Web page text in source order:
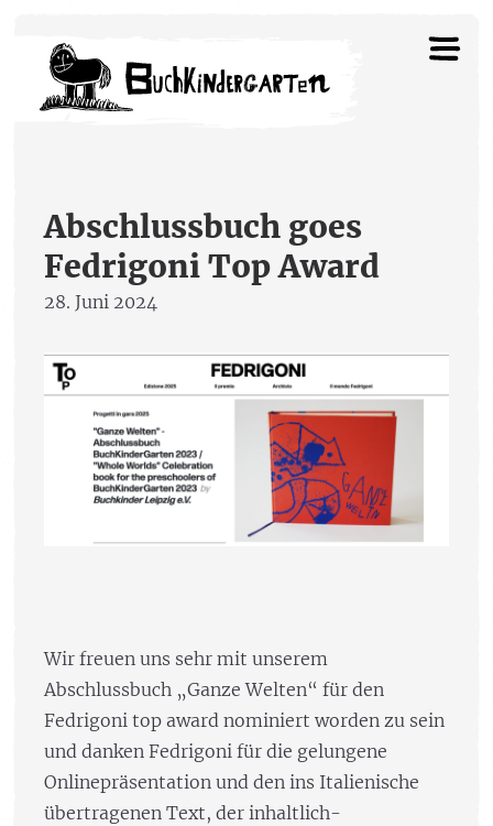
Abschlussbuch goes
Fedrigoni Top Award
28. Juni 2024
Wir freuen uns sehr mit unserem
Abschlussbuch „Ganze Welten“ für den
Fedrigoni top award nominiert worden zu sein
und danken Fedrigoni für die gelungene
Onlinepräsentation und den ins Italienische
übertragenen Text, der inhaltlich-